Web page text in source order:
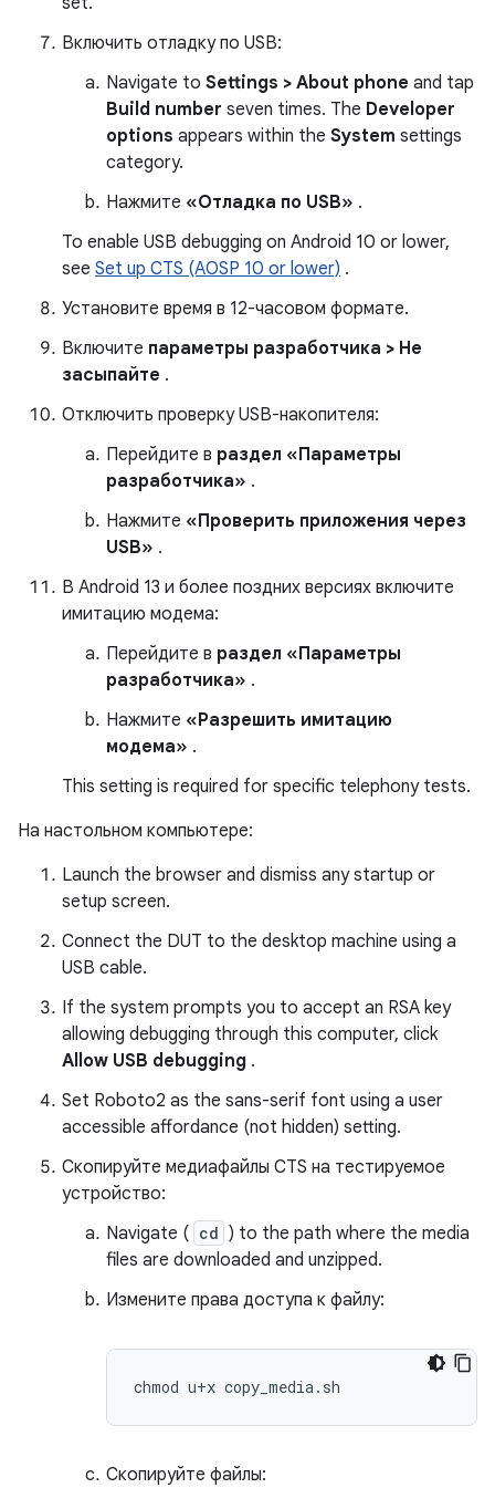
Включить отладку по USB:
Navigate to Settings > About phone and tap
Build number seven times. The Developer
options appears within the System settings
category.
Нажмите «Отладка по USB» .
To enable USB debugging on Android 10 or lower,
see Set up CTS (AOSP 10 or lower) .
Установите время в 12-часовом формате.
Включите параметры разработчика > Не
засыпайте .
Отключить проверку USB-накопителя:
Перейдите в раздел «Параметры
разработчика» .
Нажмите «Проверить приложения через
USB» .
В Android 13 и более поздних версиях включите
имитацию модема:
Перейдите в раздел «Параметры
разработчика» .
Нажмите «Разрешить имитацию
модема» .
This setting is required for specific telephony tests.
На настольном компьютере:
Launch the browser and dismiss any startup or
setup screen.
Connect the DUT to the desktop machine using a
USB cable.
If the system prompts you to accept an RSA key
allowing debugging through this computer, click
Allow USB debugging .
Set Roboto2 as the sans-serif font using a user
accessible affordance (not hidden) setting.
Скопируйте медиафайлы CTS на тестируемое
устройство:
Navigate ( cd ) to the path where the media
files are downloaded and unzipped.
Измените права доступа к файлу:
Скопируйте файлы: